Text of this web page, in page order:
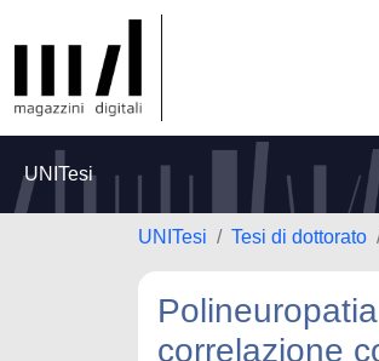
UNITesi
UNITesi Tesi di dottorato
correlazione